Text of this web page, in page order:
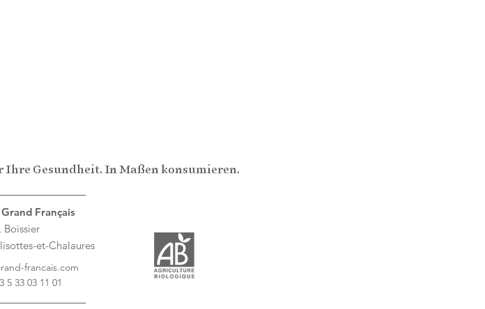
Gesundheit. In Maßen konsumieren.
Français
Boissier
et-Chalaures
francais.com
5 33 03 11 01